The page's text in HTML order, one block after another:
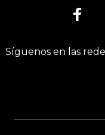
Síguenos en las